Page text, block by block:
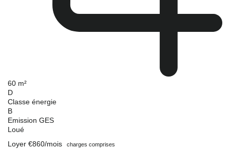
60 m²
D
Classe énergie
B
Emission GES
Loué
Loyer €860/mois
charges comprises